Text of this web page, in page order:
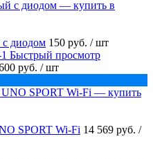
с диодом 150 руб. / шт
Быстрый просмотр
руб. / шт
SPORT Wi-Fi 14 569 руб. /